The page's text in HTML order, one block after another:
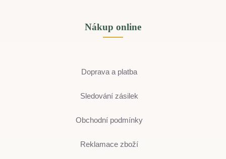
Nákup online
Doprava a platba
Sledování zásilek
Obchodní podmínky
Reklamace zboží